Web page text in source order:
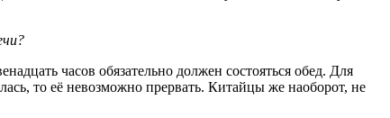
часов обязательно должен состояться обед. Для
то её невозможно прервать. Китайцы же наоборот, не